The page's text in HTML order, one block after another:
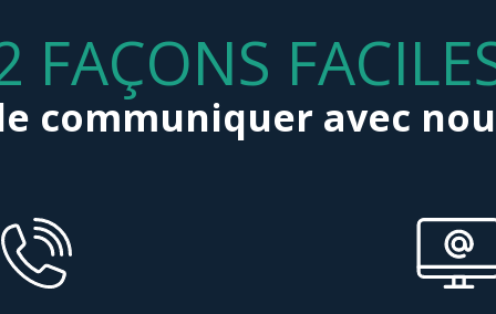
FAÇONS
communiquer avec